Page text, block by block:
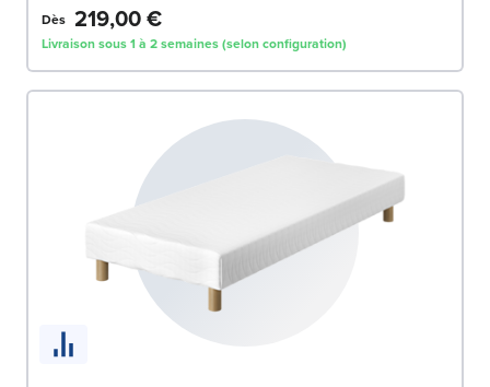
Dès 219,00 €
Livraison sous 1 à 2 semaines (selon configuration)